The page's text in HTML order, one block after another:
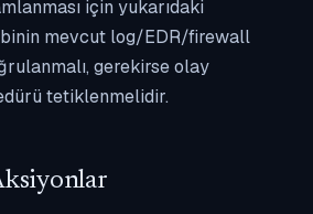
için yukarıdaki
mevcut log/EDR/firewall
gerekirse olay
tetiklenmelidir.